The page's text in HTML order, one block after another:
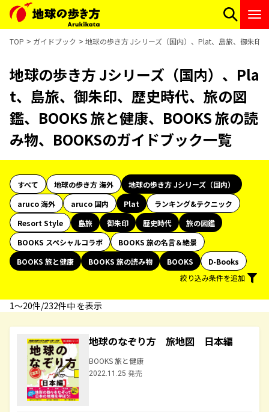
TOP ガイドブック 地球の歩き方 Jシリーズ（国内）、Plat、島旅、御朱印
地球の歩き方 Jシリーズ（国内）、Pla
t、島旅、御朱印、歴史時代、旅の図
鑑、BOOKS 旅と健康、BOOKS 旅の読
み物、BOOKSのガイドブック一覧
すべて 地球の歩き方 海外
地球の歩き方 Jシリーズ（国内）
aruco 海外
aruco 国内 Plat
ランキング&テクニック
Resort Style
島旅 御朱印 歴史時代
旅の図鑑
BOOKS スペシャルコラボ
BOOKS 旅の名言＆絶景
BOOKS 旅と健康
BOOKS 旅の読み物 BOOKS
D-Books
絞り込み条件を追加
1〜20件/232件中 を表示
地球のなぞり方 旅地図 日本編
BOOKS 旅と健康
2022.11.25 発売